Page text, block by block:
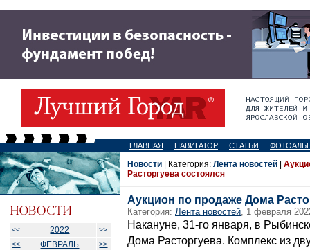
ГЛАВНАЯ НАВИГАТОР СТАТЬИ
<< 2022
>>
<<
ФЕВРАЛЬ >>
Новости | Категория: Лента новостей
Расторгуева состоялся
Аукцион по продаже Дома
Категория: Лента новостей, 1 февраля
Накануне, 31-го января, в
Дома Расторгуева. Комплекс из